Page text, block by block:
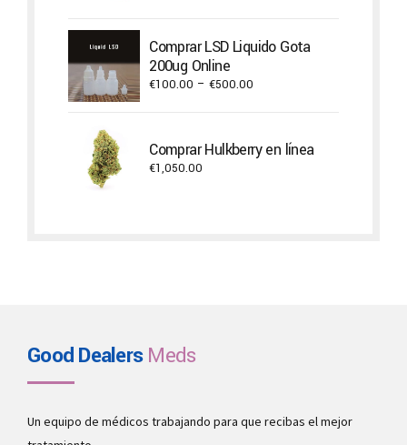
through
Comprar LSD Liquido Gota
200ug Online
€100.00 – €500.00
through
€500.00
Comprar Hulkberry en línea
€1,050.00
Good DealersMeds
Un equipo de médicos trabajando para que recibas el mejor